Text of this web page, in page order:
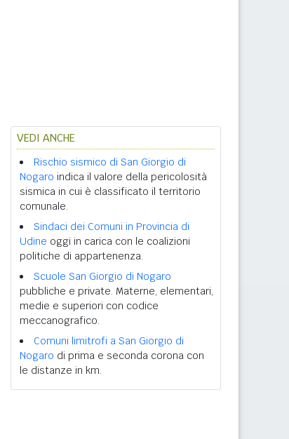
VEDI ANCHE
Rischio sismico di San Giorgio di
Nogaro indica il valore della pericolosità
sismica in cui è classificato il territorio
comunale.
Sindaci dei Comuni in Provincia di
Udine oggi in carica con le coalizioni
politiche di appartenenza.
Scuole San Giorgio di Nogaro
pubbliche e private. Materne, elementari,
medie e superiori con codice
meccanografico.
Comuni limitrofi a San Giorgio di
Nogaro di prima e seconda corona con
le distanze in km.